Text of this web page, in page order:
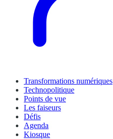
Transformations numériques
Technopolitique
Points de vue
Les faiseurs
Défis
Agenda
Kiosque